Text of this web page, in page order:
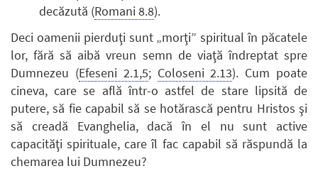
decăzută (Romani 8.8).
Deci oamenii pierduţi sunt „morţi” spiritual în păcatele
lor, fără să aibă vreun semn de viaţă îndreptat spre
Dumnezeu (Efeseni 2.1,5; Coloseni 2.13). Cum poate
cineva, care se află într-o astfel de stare lipsită de
putere, să fie capabil să se hotărască pentru Hristos şi
să creadă Evanghelia, dacă în el nu sunt active
capacităţi spirituale, care îl fac capabil să răspundă la
chemarea lui Dumnezeu?